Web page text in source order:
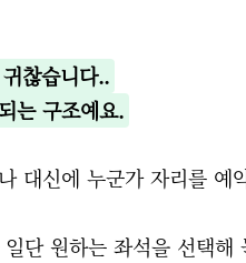
찮습니다..
는 구조예요.
대신에 누군가 자리를 예
단 원하는 좌석을 선택해